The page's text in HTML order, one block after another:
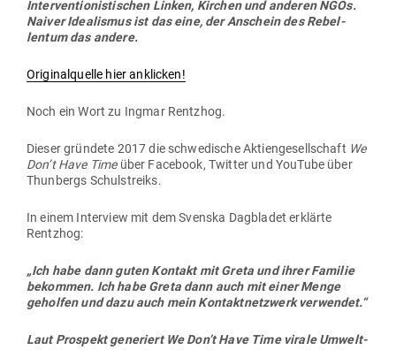
Akti­en­emission an und nutzte Greta Thunberg elfmal im
Wer­be­pro­spekt für den Bör­sengang, wie der deutsche Jour­
nalist Hecking zuerst im Spiegel vom 6. Februar
lionen Schwe­dische Kronen erzielt!
Hier bestellen!
Wohl
nach
dem das
bekannt geworden ist, teilte
We Don’t Have Time in einer
Pres­se­meldung Ende Januar 2019 schnell mit, dass Greta
Thunberg ihren Platz als Rat­ge­berin des Stif­tungs­vor­
Greta Thun­bergs Vater kom­men­tierte: „Sie hat keine Ver­
bindung mehr dazu. Sie will nicht mit irgend­einer Orga­ni­
Sie will ganz frei sein.“